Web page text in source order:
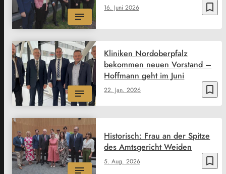
bookmark_border
16. Juni 2026
bookmark_border
22. Jan. 2026
Kliniken Nordoberpfalz
bekommen neuen Vorstand –
Hoffmann geht im Juni
bookmark_border
5. Aug. 2026
Historisch: Frau an der Spitze
des Amtsgericht Weiden